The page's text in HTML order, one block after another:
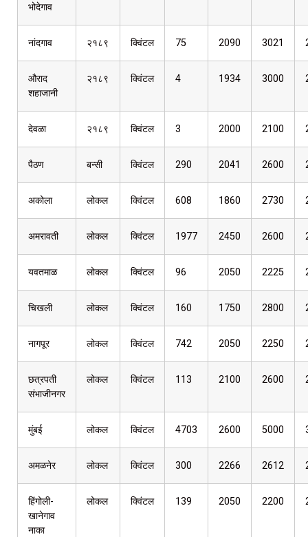
भोदेगाव
नांदगाव २१८९ क्विंटल 75 2090 3021
औराद
शहाजानी
२१८९ क्विंटल 4 1934 3000
देवळा २१८९ क्विंटल 3 2000 2100
पैठण बन्सी क्विंटल 290 2041 2600
अकोला लोकल क्विंटल 608 1860 2730
अमरावती लोकल क्विंटल 1977 2450 2600
यवतमाळ लोकल क्विंटल 96 2050 2225
चिखली लोकल क्विंटल 160 1750 2800
नागपूर लोकल क्विंटल 742 2050 2250
छत्रपती
संभाजीनगर
लोकल क्विंटल 113 2100 2600
मुंबई लोकल क्विंटल 4703 2600 5000
अमळनेर लोकल क्विंटल 300 2266 2612
हिंगोली-
खानेगाव
नाका
लोकल क्विंटल 139 2050 2200